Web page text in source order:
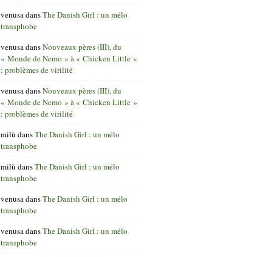
venusa dansThe Danish Girl : un mélo
transphobe
venusa dansNouveaux pères (III), du
« Monde de Nemo » à « Chicken Little »
: problèmes de virilité
venusa dansNouveaux pères (III), du
« Monde de Nemo » à « Chicken Little »
: problèmes de virilité
milù dansThe Danish Girl : un mélo
transphobe
milù dansThe Danish Girl : un mélo
transphobe
venusa dansThe Danish Girl : un mélo
transphobe
venusa dansThe Danish Girl : un mélo
transphobe